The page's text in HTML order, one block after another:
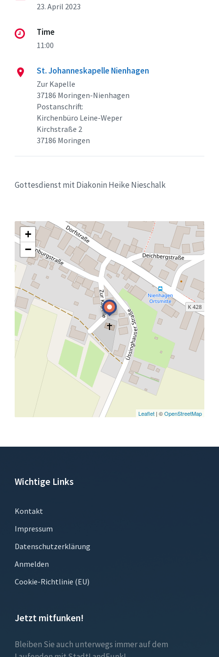
23. April 2023
Time
11:00
St. Johanneskapelle Nienhagen
Zur Kapelle
37186 Moringen-Nienhagen
Postanschrift:
Kirchenbüro Leine-Weper
Kirchstraße 2
37186 Moringen
Gottesdienst mit Diakonin Heike Nieschalk
+
−
Leaflet | ©OpenStreetMap
Wichtige Links
Kontakt
Impressum
Datenschutzerklärung
Anmelden
Cookie-Richtlinie (EU)
Jetzt mitfunken!
Bleiben Sie auch unterwegs immer auf dem